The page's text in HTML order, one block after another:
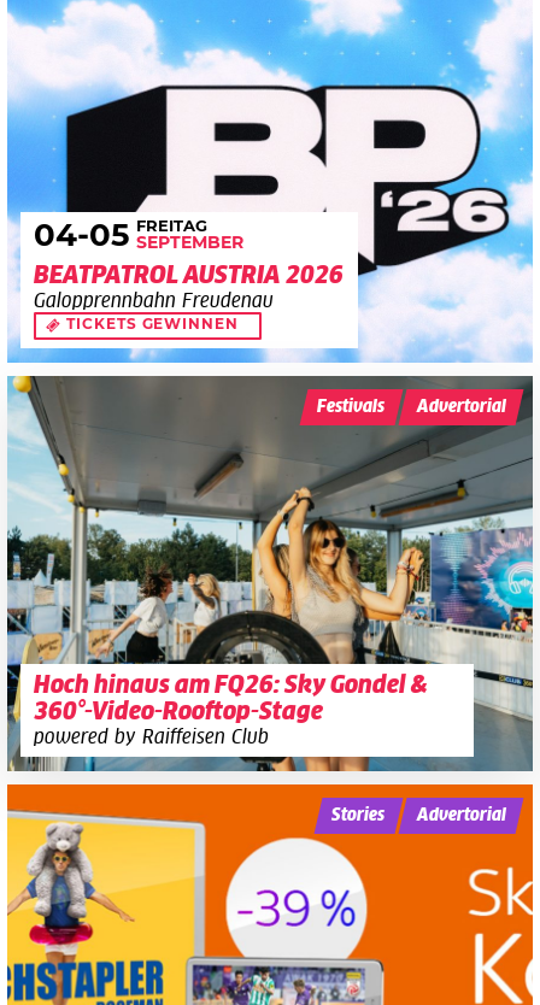
04-05 FREITAG
SEPTEMBER
BEATPATROL AUSTRIA 2026
Galopprennbahn Freudenau
TICKETS GEWINNEN
Hoch hinaus am FQ26: Sky Gondel &
360°-Video-Rooftop-Stage
powered by Raiffeisen Club
Festivals Advertorial
Stories Advertorial